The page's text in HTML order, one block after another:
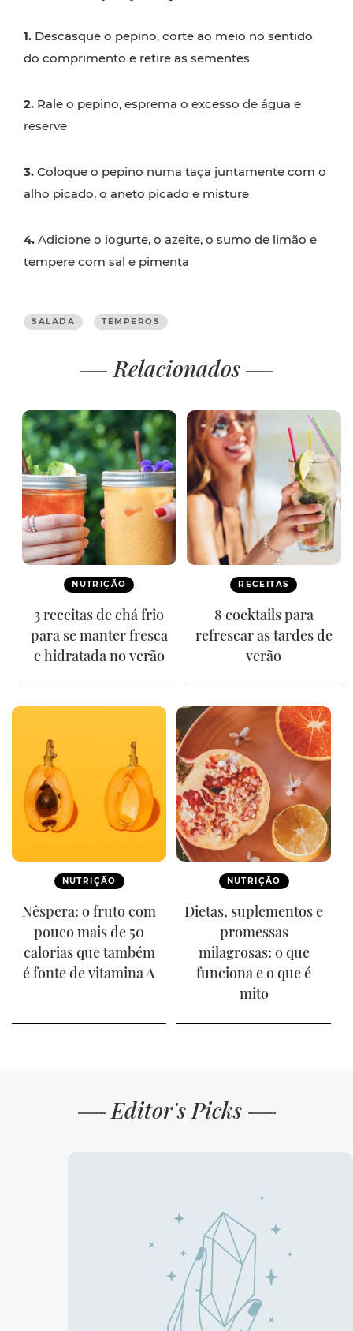
1. Descasque o pepino, corte ao meio no sentido
do comprimento e retire as sementes
2. Rale o pepino, esprema o excesso de água e
reserve
3. Coloque o pepino numa taça juntamente com o
alho picado, o aneto picado e misture
4. Adicione o iogurte, o azeite, o sumo de limão e
tempere com sal e pimenta
SALADA TEMPEROS
Relacionados
NUTRIÇÃO
3 receitas de chá frio
para se manter fresca
e hidratada no verão
RECEITAS
8 cocktails para
refrescar as tardes de
verão
NUTRIÇÃO
Nêspera: o fruto com
pouco mais de 50
calorias que também
é fonte de vitamina A
NUTRIÇÃO
Dietas, suplementos e
promessas
milagrosas: o que
funciona e o que é
mito
Editor's Picks